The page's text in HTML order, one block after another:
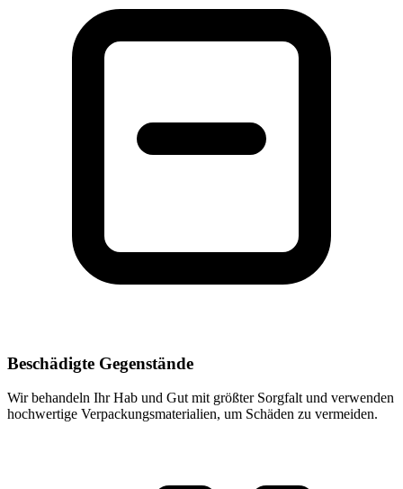
Beschädigte Gegenstände
Wir behandeln Ihr Hab und Gut mit größter Sorgfalt und verwenden
hochwertige Verpackungsmaterialien, um Schäden zu vermeiden.